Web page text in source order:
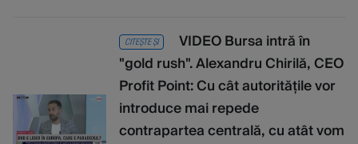
CITEȘTE ȘI
VIDEO Bursa intră în
"gold rush". Alexandru Chirilă, CEO
Profit Point: Cu cât autoritățile vor
introduce mai repede
contrapartea centrală, cu atât vom